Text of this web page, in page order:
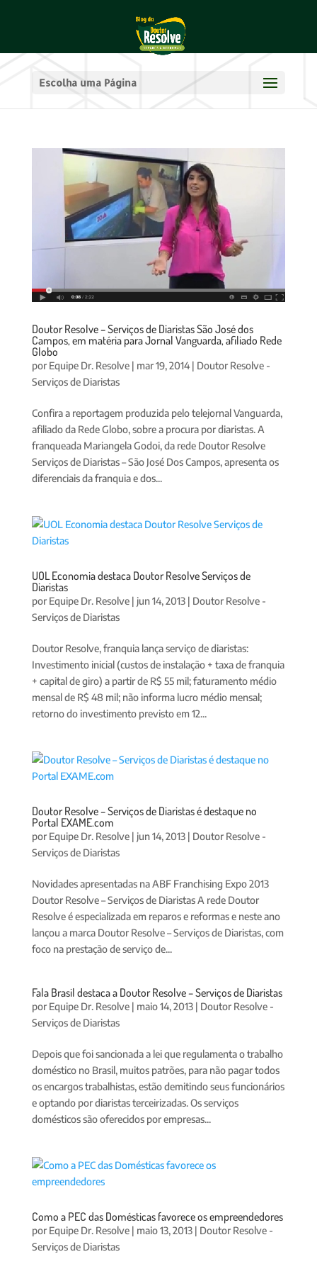
Escolha uma Página
Doutor Resolve – Serviços de Diaristas São José dos
Campos, em matéria para Jornal Vanguarda, afiliado Rede
Globo
por Equipe Dr. Resolve| mar 19, 2014| Doutor Resolve -
Serviços de Diaristas
Confira a reportagem produzida pelo telejornal Vanguarda,
afiliado da Rede Globo, sobre a procura por diaristas. A
franqueada Mariangela Godoi, da rede Doutor Resolve
Serviços de Diaristas – São José Dos Campos, apresenta os
diferenciais da franquia e dos...
UOL Economia destaca Doutor Resolve Serviços de
Diaristas
por Equipe Dr. Resolve| jun 14, 2013| Doutor Resolve -
Serviços de Diaristas
Doutor Resolve, franquia lança serviço de diaristas:
Investimento inicial (custos de instalação + taxa de franquia
+ capital de giro) a partir de R$ 55 mil; faturamento médio
mensal de R$ 48 mil; não informa lucro médio mensal;
retorno do investimento previsto em 12...
Doutor Resolve – Serviços de Diaristas é destaque no
Portal EXAME.com
por Equipe Dr. Resolve| jun 14, 2013| Doutor Resolve -
Serviços de Diaristas
Novidades apresentadas na ABF Franchising Expo 2013
Doutor Resolve – Serviços de Diaristas A rede Doutor
Resolve é especializada em reparos e reformas e neste ano
lançou a marca Doutor Resolve – Serviços de Diaristas, com
foco na prestação de serviço de...
Fala Brasil destaca a Doutor Resolve – Serviços de Diaristas
por Equipe Dr. Resolve| maio 14, 2013| Doutor Resolve -
Serviços de Diaristas
Depois que foi sancionada a lei que regulamenta o trabalho
doméstico no Brasil, muitos patrões, para não pagar todos
os encargos trabalhistas, estão demitindo seus funcionários
e optando por diaristas terceirizadas. Os serviços
domésticos são oferecidos por empresas...
Como a PEC das Domésticas favorece os empreendedores
por Equipe Dr. Resolve| maio 13, 2013| Doutor Resolve -
Serviços de Diaristas